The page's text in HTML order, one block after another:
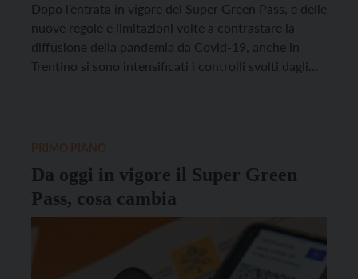
Dopo l’entrata in vigore del Super Green Pass, e delle
nuove regole e limitazioni volte a contrastare la
diffusione della pandemia da Covid-19, anche in
Trentino si sono intensificati i controlli svolti dagli
Da oggi in vigore il Super Green
Pass, cosa cambia